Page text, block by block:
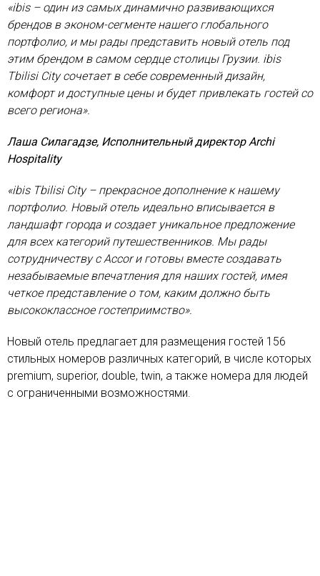
«ibis – один из самых динамично развивающихся
брендов в эконом-сегменте нашего глобального
портфолио, и мы рады представить новый отель под
этим брендом в самом сердце столицы Грузии. ibis
Tbilisi City сочетает в себе современный дизайн,
комфорт и доступные цены и будет привлекать гостей со
всего региона».
Лаша Силагадзе, Исполнительный директор Archi
Hospitality
«ibis Tbilisi City – прекрасное дополнение к нашему
портфолио. Новый отель идеально вписывается в
ландшафт города и создает уникальное предложение
для всех категорий путешественников. Мы рады
сотрудничеству с Accor и готовы вместе создавать
незабываемые впечатления для наших гостей, имея
четкое представление о том, каким должно быть
высококлассное гостеприимство».
Новый отель предлагает для размещения гостей 156
стильных номеров различных категорий, в числе которых
premium, superior, double, twin, а также номера для людей
с ограниченными возможностями.